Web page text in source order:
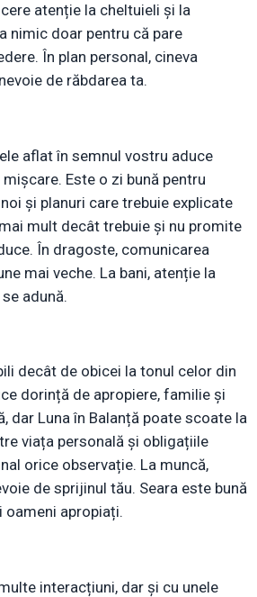
atenție la cheltuieli și la
nimic doar pentru că pare
În plan personal, cineva
de răbdarea ta.
aflat în semnul vostru aduce
Este o zi bună pentru
și planuri care trebuie explicate
mult decât trebuie și nu promite
În dragoste, comunicarea
mai veche. La bani, atenție la
adună.
decât de obicei la tonul celor din
dorință de apropiere, familie și
dar Luna în Balanță poate scoate la
viața personală și obligațiile
orice observație. La muncă,
de sprijinul tău. Seara este bună
oameni apropiați.
interacțiuni, dar și cu unele